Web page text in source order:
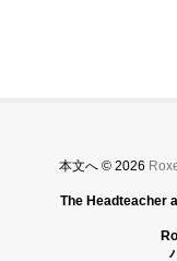
本文へ © 2026
The Headteacher